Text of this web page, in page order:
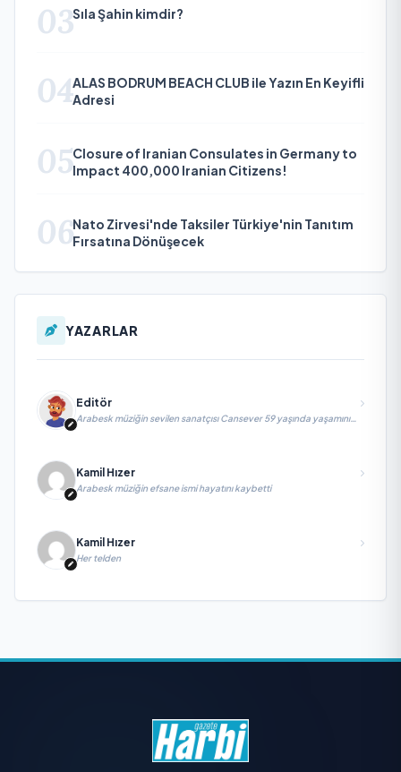
03Sıla Şahin kimdir?
04ALAS BODRUM BEACH CLUB ile Yazın En Keyifli
Adresi
05Closure of Iranian Consulates in Germany to
Impact 400,000 Iranian Citizens!
06Nato Zirvesi'nde Taksiler Türkiye'nin Tanıtım
Fırsatına Dönüşecek
YAZARLAR
Editör
Arabesk müziğin sevilen sanatçısı Cansever 59 yaşında yaşamını
Kamil Hızer
Arabesk müziğin efsane ismi hayatını kaybetti
Kamil Hızer
Her telden